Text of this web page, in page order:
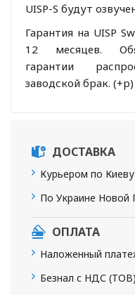
UISP-S будут
Гарантия на UISP
12 месяцев.
гарантии
заводской брак. (+р)
ДОСТАВКА
Курьером по Киеву
По Украине Новой
ОПЛАТА
Наложенный
Безнал с НДС (ТОВ)